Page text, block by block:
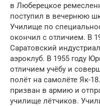
в Люберецкое
поступил в вечернюю
Училище по
окончил с отличием. В
Саратовский
аэроклуб. В 1955 году
отличием учёбу и
полёт на самолёте Як-
призван в армию и
училище лётчиков.